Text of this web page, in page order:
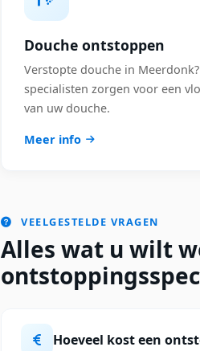
Douche ontstoppen
Verstopte douche in
specialisten zorgen voor een
van uw douche.
Meer info
VEELGESTELDE VRAGEN
Alles wat u wilt
Hoeveel kost een